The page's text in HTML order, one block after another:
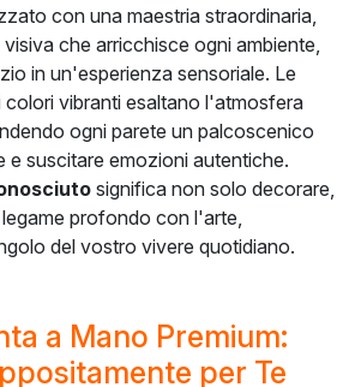
con una maestria straordinaria,
che arricchisce ogni ambiente,
in un'esperienza sensoriale. Le
colori vibranti esaltano l'atmosfera
ogni parete un palcoscenico
e suscitare emozioni autentiche.
significa non solo decorare,
profondo con l'arte,
del vostro vivere quotidiano.
a Mano Premium:
per Te